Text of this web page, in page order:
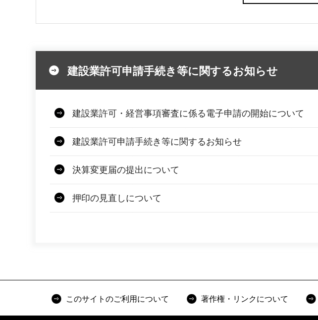
建設業許可申請手続き等に関するお知らせ
建設業許可・経営事項審査に係る電子申請の開始について
建設業許可申請手続き等に関するお知らせ
決算変更届の提出について
押印の見直しについて
このサイトのご利用について 著作権・リンクについて